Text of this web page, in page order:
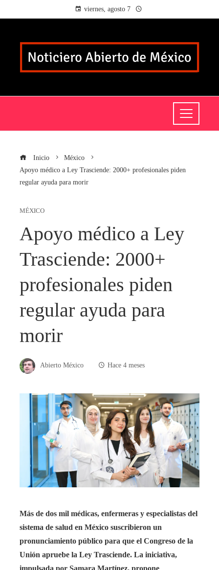
viernes, agosto 7
Inicio
México
Apoyo médico a Ley Trasciende: 2000+ profesionales piden
regular ayuda para morir
MÉXICO
Apoyo médico a Ley
Trasciende: 2000+
profesionales piden
regular ayuda para
morir
Abierto México Hace 4 meses
Más de dos mil médicas, enfermeras y especialistas del
sistema de salud en México suscribieron un
pronunciamiento público para que el Congreso de la
Unión apruebe la Ley Trasciende. La iniciativa,